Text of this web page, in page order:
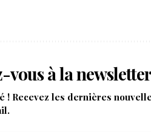
vous à la
! Recevez les dernières